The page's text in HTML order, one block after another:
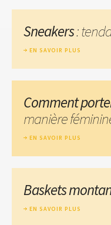
Sneakers:
EN SAVOIR PLUS
Comment
manière
EN SAVOIR PLUS
Baskets
EN SAVOIR PLUS